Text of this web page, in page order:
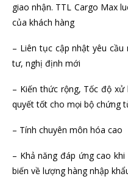
giao nhận. TTL Cargo Max
của khách hàng
– Liên tục cập nhật yêu
tư, nghị định mới
– Kiến thức rộng, Tốc độ
quyết tốt cho mọi bộ chứng
– Tính chuyên môn hóa cao
– Khả năng đáp ứng cao
biến về lượng hàng nhập